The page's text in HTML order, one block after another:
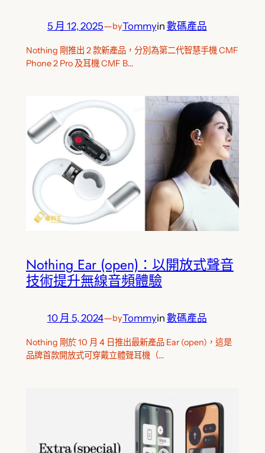
5 月 12, 2025—byTommyin 數碼產品
Nothing 剛推出 2 款新產品，分別為第二代智慧手機 CMF
Phone 2 Pro 及耳機 CMF B…
Nothing Ear (open)：以開放式聲音
技術提升無線音頻體驗
10 月 5, 2024—byTommyin 數碼產品
Nothing 剛於 10 月 4 日推出最新產品 Ear (open)，這是
品牌首款開放式可穿戴立體聲耳機（…